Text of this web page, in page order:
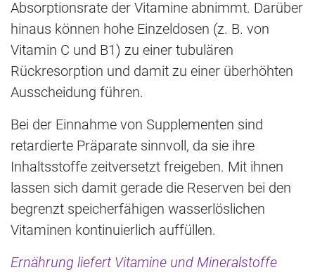
Absorptionsrate der Vitamine abnimmt. Darüber
hinaus können hohe Einzeldosen (z. B. von
Vitamin C und B1) zu einer tubulären
Rückresorption und damit zu einer überhöhten
Ausscheidung führen.
Bei der Einnahme von Supplementen sind
retardierte Präparate sinnvoll, da sie ihre
Inhaltsstoffe zeitversetzt freigeben. Mit ihnen
lassen sich damit gerade die Reserven bei den
begrenzt speicherfähigen wasserlöslichen
Vitaminen kontinuierlich auffüllen.
Ernährung liefert Vitamine und Mineralstoffe